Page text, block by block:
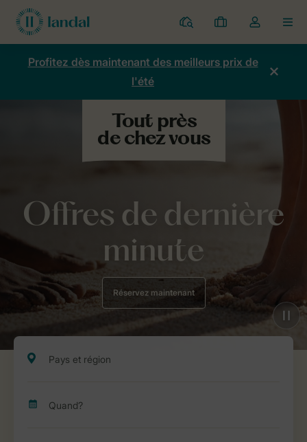
Parcs
Mes
réservations
Toggle
the
my
account
Profitez dès maintenant des meilleurs prix de
l'été
Offres de dernière
minute
Réservez maintenant